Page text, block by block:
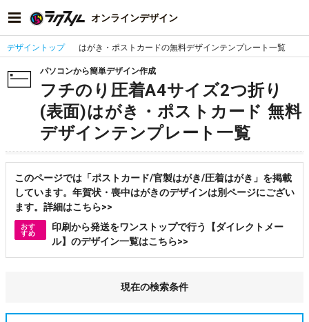
オンラインデザイン
デザイントップ はがき・ポストカードの無料デザインテンプレート一覧
パソコンから簡単デザイン作成
フチのり圧着A4サイズ2つ折り
(表面)はがき・ポストカード 無料
デザインテンプレート一覧
このページでは「ポストカード/官製はがき/圧着はがき」を掲載
しています。年賀状・喪中はがきのデザインは別ページにござい
ます。詳細はこちら>>
おす
すめ
印刷から発送をワンストップで行う【ダイレクトメー
ル】のデザイン一覧はこちら>>
現在の検索条件